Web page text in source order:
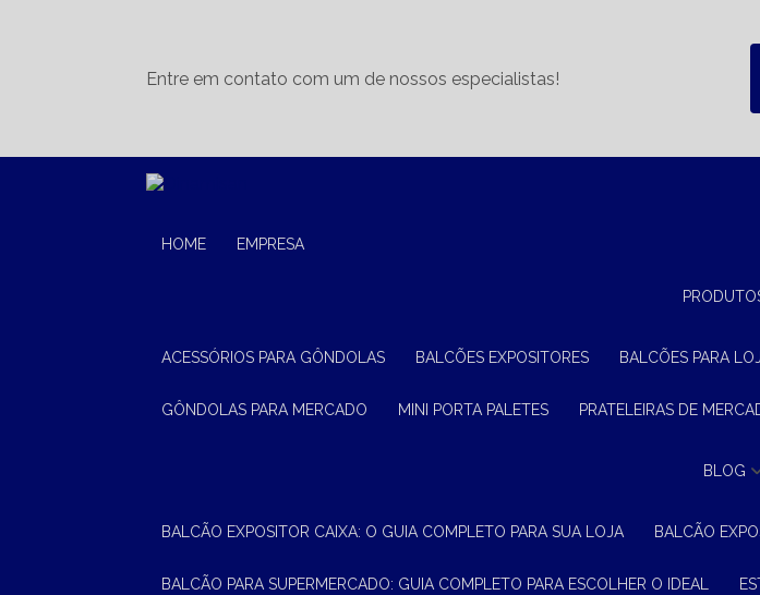
Entre em contato com um de nossos especialistas!
HOME EMPRESA
ACESSÓRIOS PARA GÔNDOLAS BALCÕES EXPOSITORES BALCÕES PARA
GÔNDOLAS PARA MERCADO MINI PORTA PALETES PRATELEIRAS DE
BLOG
BALCÃO EXPOSITOR CAIXA: O GUIA COMPLETO PARA SUA LOJA BALCÃO
BALCÃO PARA SUPERMERCADO: GUIA COMPLETO PARA ESCOLHER O IDEAL